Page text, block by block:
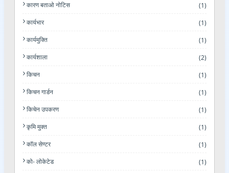
कारण बताओ नोटिस
(1)
कार्यभार
(1)
कार्यमुक्ति
(1)
कार्यशाला
(2)
किचन
(1)
किचन गार्डन
(1)
किचेन उपकरण
(1)
कृमि मुक्त
(1)
कॉल सेण्टर
(1)
को- लोकेटेड
(1)